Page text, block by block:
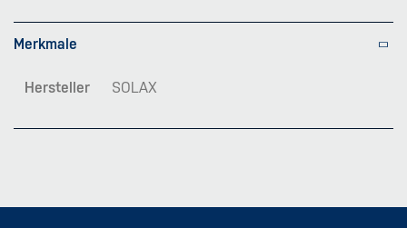
Merkmale
Hersteller SOLAX